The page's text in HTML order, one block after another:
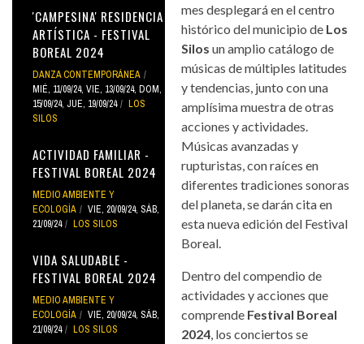
'CAMPESINA' RESIDENCIA
ARTÍSTICA - FESTIVAL
BOREAL 2024
DANZA CONTEMPORÁNEA
MIÉ, 11/09/24, VIE, 13/09/24, DOM,
15/09/24, JUE, 19/09/24
LOS
SILOS
ACTIVIDAD FAMILIAR -
FESTIVAL BOREAL 2024
MEDIO AMBIENTE Y
ECOLOGÍA
VIE, 20/09/24, SÁB,
21/09/24
LOS SILOS
VIDA SALUDABLE -
FESTIVAL BOREAL 2024
MEDIO AMBIENTE Y
ECOLOGÍA
VIE, 20/09/24, SÁB,
21/09/24
LOS SILOS
mes desplegará en el centro
histórico del municipio de Los
Silos un amplio catálogo de
músicas de múltiples latitudes
y tendencias, junto con una
amplísima muestra de otras
acciones y actividades.
Músicas avanzadas y
rupturistas, con raíces en
diferentes tradiciones sonoras
del planeta, se darán cita en
esta nueva edición del Festival
Boreal.
Dentro del compendio de
actividades y acciones que
comprende Festival Boreal
2024, los conciertos se